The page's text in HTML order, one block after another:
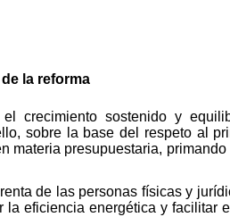
la reforma
crecimiento sostenido y
sobre la base del respeto al
materia presupuestaria,
de las personas físicas y
eficiencia energética y facilitar